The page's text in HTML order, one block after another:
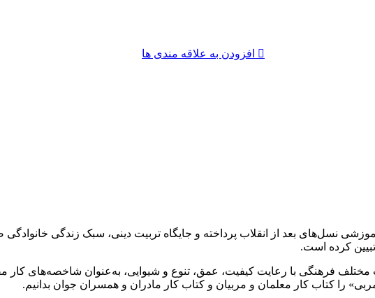
افزودن به علاقه مندی ها
نسل‌های بعد از انقلاب پرداخته و جایگاه تربیت دینی، سبک زندگی خانوادگی
مختلف فرهنگی با رعایت کیفیت، عمق، تنوع و شیوایی، به‌عنوان شاخصه‌های
را کتاب کار معلمان و مربیان و کتاب کار مادران و همسران جوان بدانیم.